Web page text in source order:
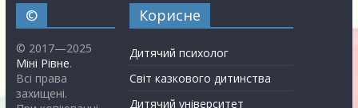
©
© 2017—2025
Міні Рівне.
Всі права
захищені.
Корисне
Дитячий психолог
Світ казкового дитинства
Дитячий університет